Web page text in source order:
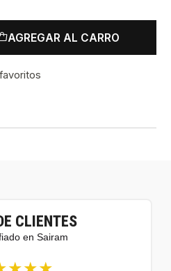
AGREGAR AL CARRO
CLIENTES
en Sairam